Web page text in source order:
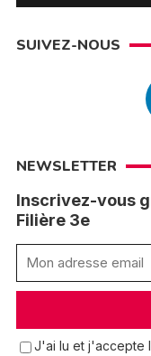
SUIVEZ-NOUS
NEWSLETTER
Inscrivez-vous
Filière 3e
J'ai lu et j'accepte